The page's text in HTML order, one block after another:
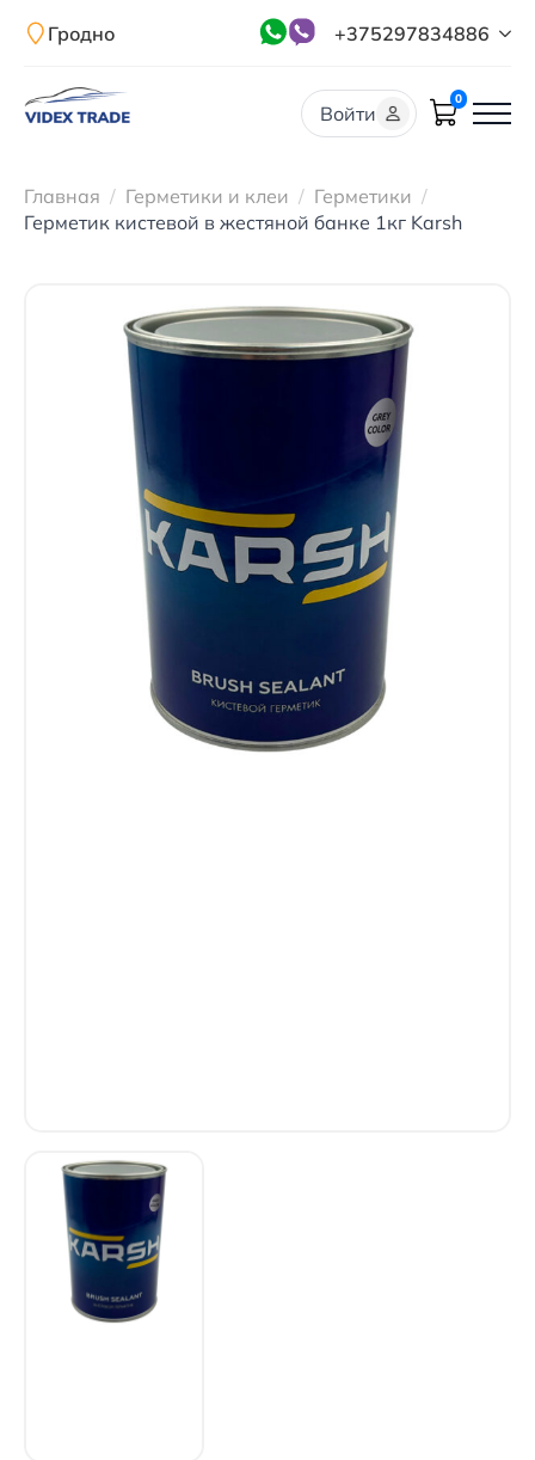
Гродно +375297834886
Войти
0
Главная Герметики и клеи
Герметики
Герметик кистевой в жестяной банке 1кг Karsh